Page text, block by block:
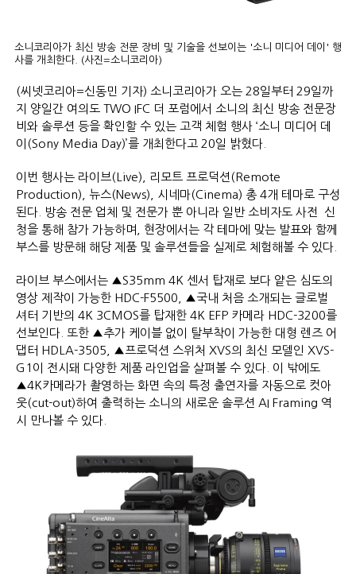
소니코리아가 최신 방송 전문 장비 및 기술을 선보이는 '소니 미디어 데이' 행
사를 개최한다. (사진=소니코리아)
(씨넷코리아=신동민 기자) 소니코리아가 오는 28일부터 29일까
지 양일간 여의도 TWO IFC 더 포럼에서 소니의 최신 방송 전문장
비와 솔루션 등을 확인할 수 있는 고객 체험 행사 ‘소니 미디어 데
이(Sony Media Day)’를 개최한다고 20일 밝혔다.
이번 행사는 라이브(Live), 리모트 프로덕션(Remote
Production), 뉴스(News), 시네마(Cinema) 총 4개 테마로 구성
된다. 방송 전문 업체 및 전문가 뿐 아니라 일반 소비자도 사전 신
청을 통해 참가 가능하며, 현장에서는 각 테마에 맞는 발표와 함께
부스를 방문해 해당 제품 및 솔루션들을 실제로 체험해볼 수 있다.
라이브 부스에서는 ▲S35mm 4K 센서 탑재로 보다 얕은 심도의
영상 제작이 가능한 HDC-F5500, ▲국내 처음 소개되는 글로벌
셔터 기반의 4K 3CMOS를 탑재한 4K EFP 카메라 HDC-3200를
선보인다. 또한 ▲추가 케이블 없이 탈부착이 가능한 대형 렌즈 어
댑터 HDLA-3505, ▲프로덕션 스위처 XVS의 최신 모델인 XVS-
G1이 전시돼 다양한 제품 라인업을 살펴볼 수 있다. 이 밖에도
▲4K카메라가 촬영하는 화면 속의 특정 출연자를 자동으로 컷아
웃(cut-out)하여 출력하는 소니의 새로운 솔루션 AI Framing 역
시 만나볼 수 있다.